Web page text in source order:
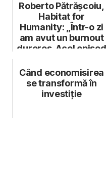
Roberto Pătrășcoiu,
Habitat for
Humanity: „Într-o zi
am avut un burnout
dureros. Acel episod
Când economisirea
se transformă în
investiție